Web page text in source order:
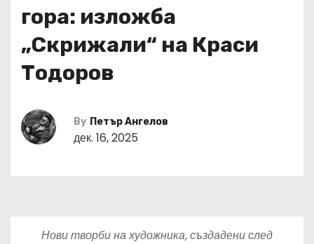
гора: изложба
„Скрижали“ на Краси
Тодоров
By Петър Ангелов
дек. 16, 2025
Нови творби на художника, създадени след